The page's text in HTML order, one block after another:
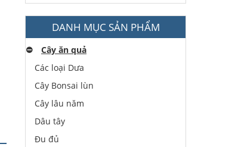
DANH MỤC SẢN PHẨM
⛔️
Cây ăn quả
Các loại Dưa
Cây Bonsai lùn
Cây lâu năm
Dâu tây
Đu đủ